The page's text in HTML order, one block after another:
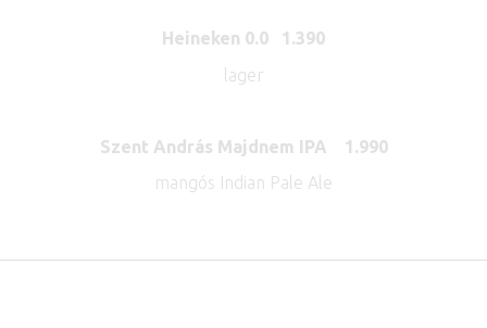
Heineken 0.0 1.390
lager
Szent András Majdnem IPA 1.990
mangós Indian Pale Ale